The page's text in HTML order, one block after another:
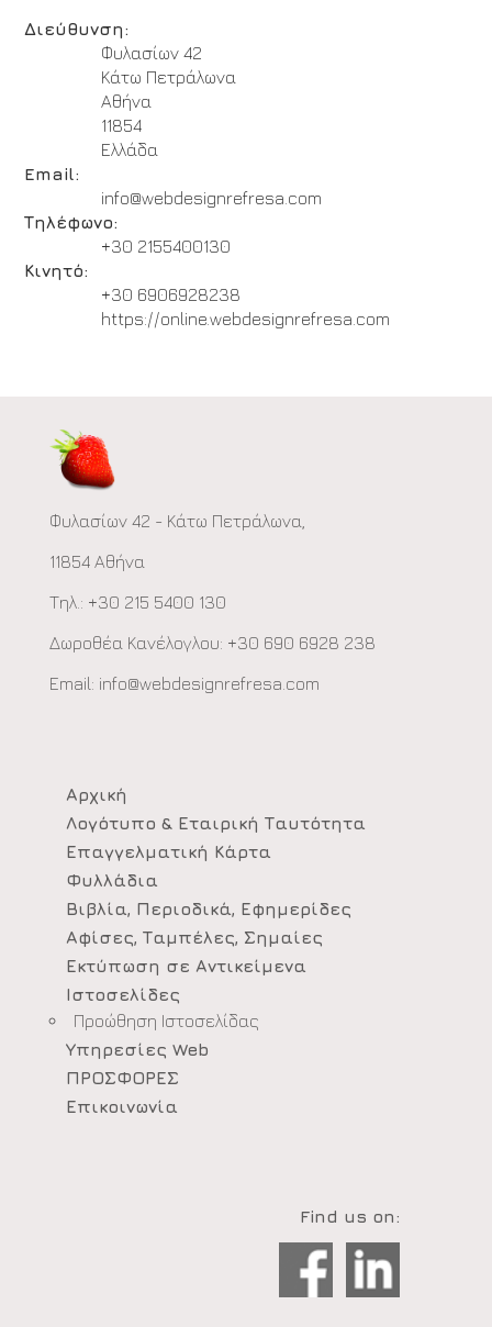
Διεύθυνση:
Φυλασίων 42
Κάτω Πετράλωνα
Αθήνα
11854
Ελλάδα
Email:
info@webdesignrefresa.com
Τηλέφωνο:
+30 2155400130
Κινητό:
+30 6906928238
https://online.webdesignrefresa.com
Φυλασίων 42 - Κάτω Πετράλωνα,
11854 Αθήνα
Τηλ.: +30 215 5400 130
Δωροθέα Κανέλογλου: +30 690 6928 238
Email: info@webdesignrefresa.com
Αρχική
Λογότυπο & Εταιρική Ταυτότητα
Επαγγελματική Κάρτα
Φυλλάδια
Βιβλία, Περιοδικά, Εφημερίδες
Αφίσες, Ταμπέλες, Σημαίες
Εκτύπωση σε Αντικείμενα
Ιστοσελίδες
Προώθηση Ιστοσελίδας
Υπηρεσίες Web
ΠΡΟΣΦΟΡΕΣ
Επικοινωνία
Find us on: